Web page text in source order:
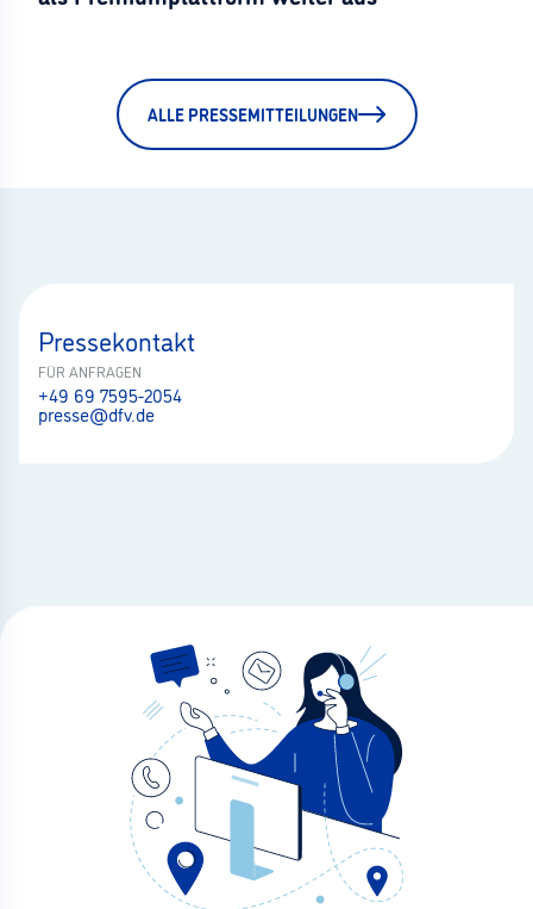
ALLE PRESSEMITTEILUNGEN
Pressekontakt
FÜR ANFRAGEN
+49 69 7595-2054
presse@dfv.de